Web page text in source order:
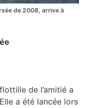
de 2008, arrive à
de l’amitié a
a été lancée lors